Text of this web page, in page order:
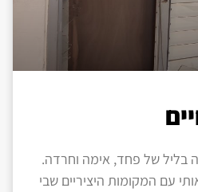
בליל של פחד, אימה וחרדה.
עם המקומות היציריים שבי